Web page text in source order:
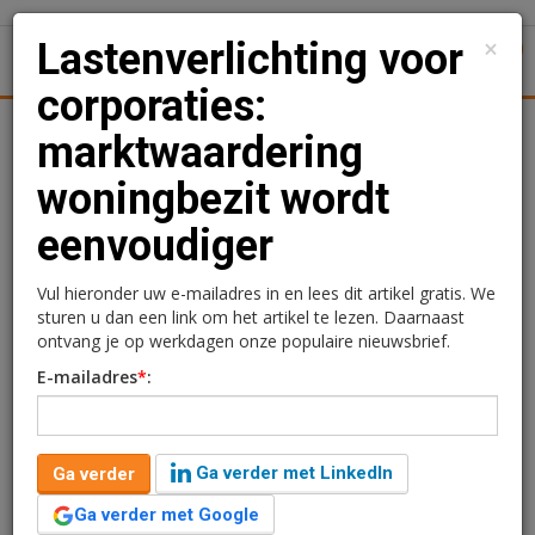
Uitgelicht Achtergronden
Lastenverlichting voor
corporaties:
marktwaardering
woningbezit wordt
eenvoudiger
Redactie
24 juli 2024 om 09:29
2 jaar geleden aangepast
1 minuut leestijd
De financiële verantwoording over de marktwaarde van
×
Lastenverlichting voor
corporaties:
marktwaardering
woningbezit wordt
eenvoudiger
Vul hieronder uw e-mailadres in en lees dit artikel gratis. We
sturen u dan een link om het artikel te lezen. Daarnaast
ontvang je op werkdagen onze populaire nieuwsbrief.
E-mailadres*:
Ga verder
Ga verder met LinkedIn
Ga verder met Google